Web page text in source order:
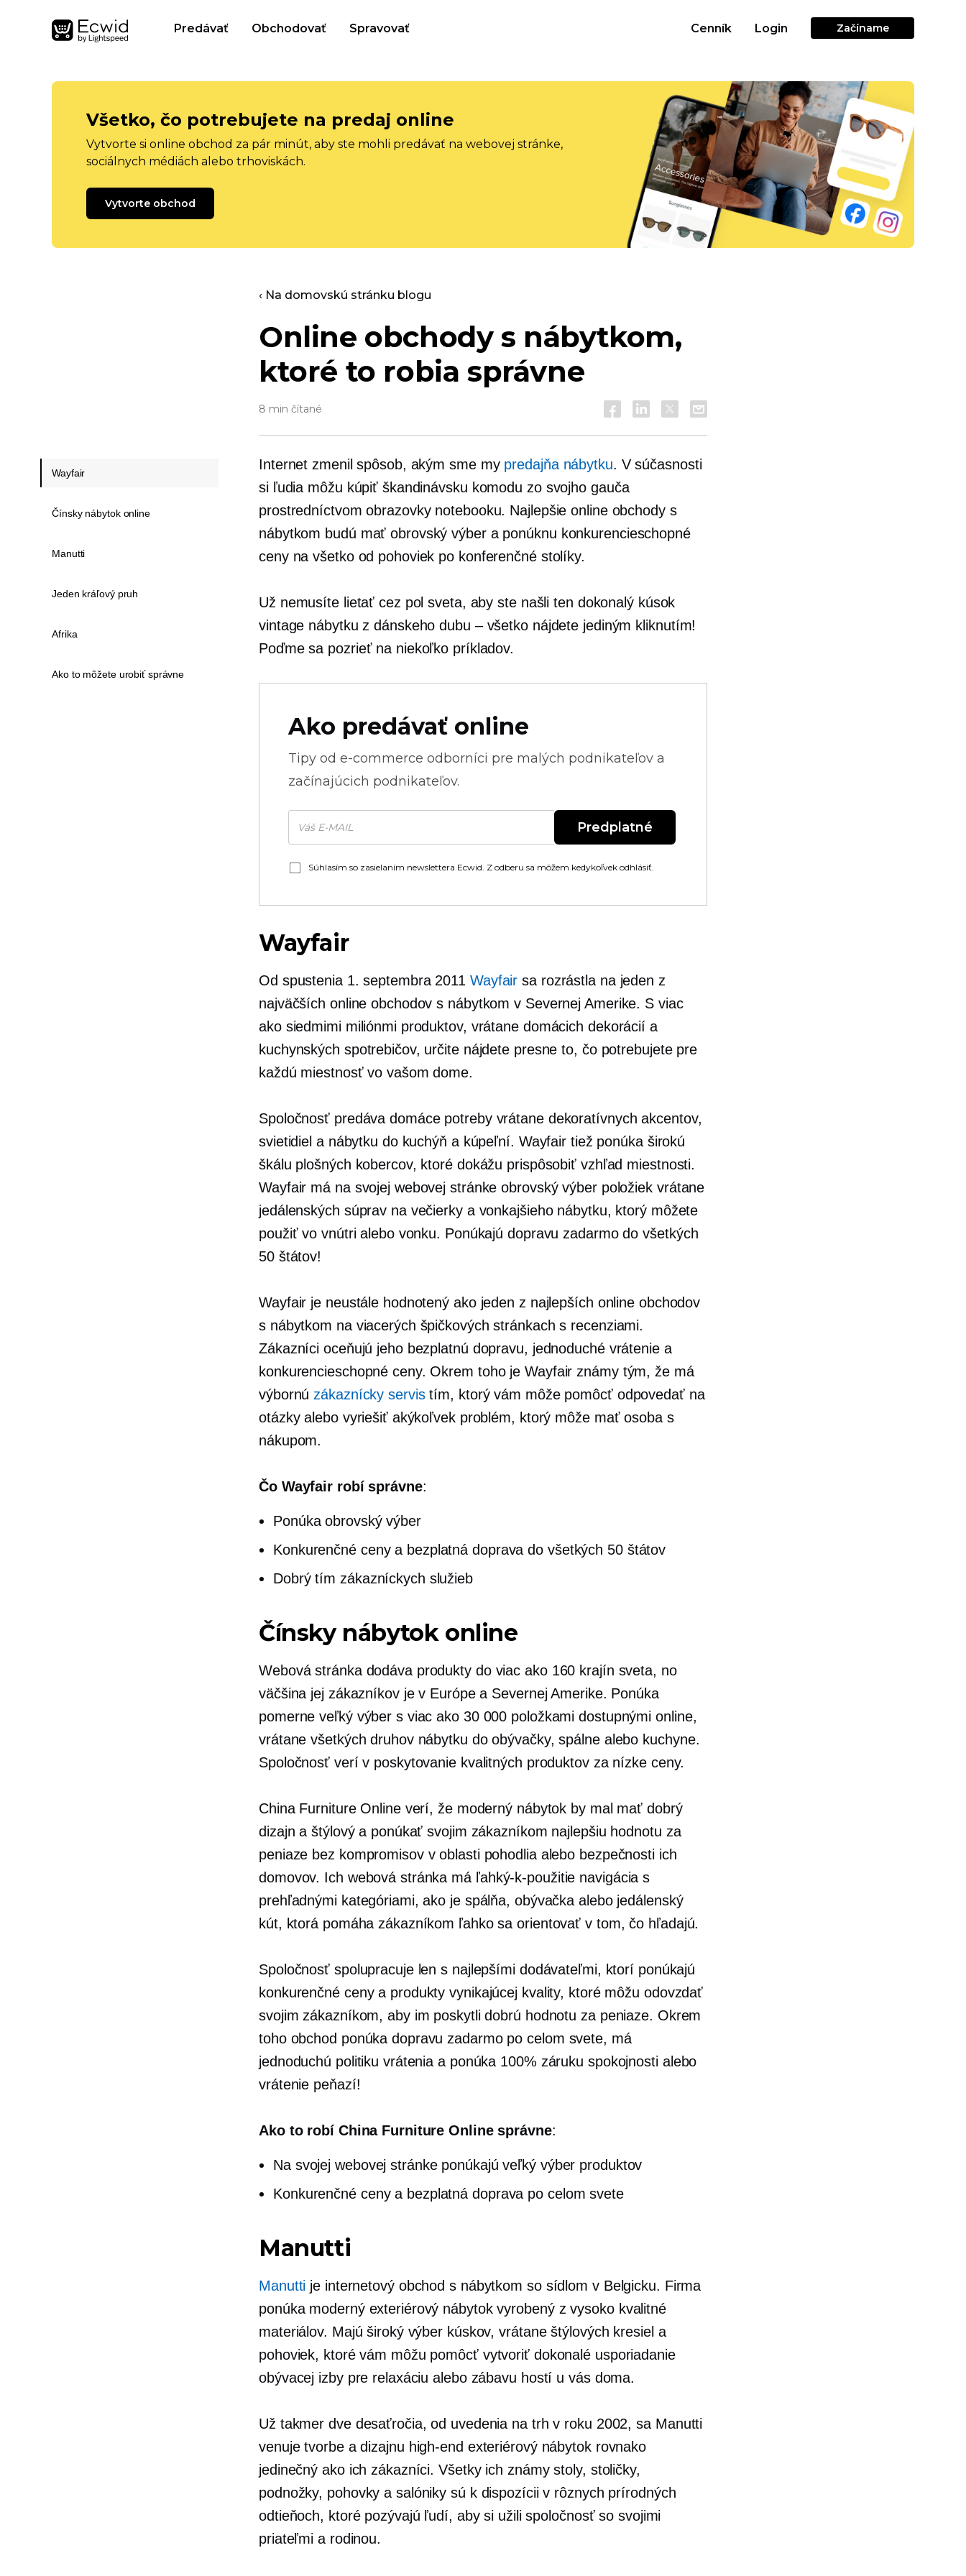
Predávať Obchodovať Spravovať Cenník Login Začíname
Všetko, čo potrebujete na predaj online
Vytvorte si online obchod za pár minút, aby ste mohli predávať na webovej stránke,
sociálnych médiách alebo trhoviskách.
Vytvorte obchod
‹ Na domovskú stránku blogu
Online obchody s nábytkom,
ktoré to robia správne
8 min čítané
Internet zmenil spôsob, akým sme my predajňa nábytku. V súčasnosti
si ľudia môžu kúpiť škandinávsku komodu zo svojho gauča
prostredníctvom obrazovky notebooku. Najlepšie online obchody s
nábytkom budú mať obrovský výber a ponúknu konkurencieschopné
ceny na všetko od pohoviek po konferenčné stolíky.
Už nemusíte lietať cez pol sveta, aby ste našli ten dokonalý kúsok
vintage nábytku z dánskeho dubu – všetko nájdete jediným kliknutím!
Poďme sa pozrieť na niekoľko príkladov.
Ako predávať online
Tipy od e-commerce odborníci pre malých podnikateľov a
začínajúcich podnikateľov.
Predplatné
Súhlasím so zasielaním newslettera Ecwid. Z odberu sa môžem kedykoľvek odhlásiť.
Wayfair
Od spustenia 1. septembra 2011 Wayfair sa rozrástla na jeden z
najväčších online obchodov s nábytkom v Severnej Amerike. S viac
ako siedmimi miliónmi produktov, vrátane domácich dekorácií a
kuchynských spotrebičov, určite nájdete presne to, čo potrebujete pre
každú miestnosť vo vašom dome.
Spoločnosť predáva domáce potreby vrátane dekoratívnych akcentov,
svietidiel a nábytku do kuchýň a kúpeľní. Wayfair tiež ponúka širokú
škálu plošných kobercov, ktoré dokážu prispôsobiť vzhľad miestnosti.
Wayfair má na svojej webovej stránke obrovský výber položiek vrátane
jedálenských súprav na večierky a vonkajšieho nábytku, ktorý môžete
použiť vo vnútri alebo vonku. Ponúkajú dopravu zadarmo do všetkých
50 štátov!
Wayfair je neustále hodnotený ako jeden z najlepších online obchodov
s nábytkom na viacerých špičkových stránkach s recenziami.
Zákazníci oceňujú jeho bezplatnú dopravu, jednoduché vrátenie a
konkurencieschopné ceny. Okrem toho je Wayfair známy tým, že má
výbornú zákaznícky servistím, ktorý vám môže pomôcť odpovedať na
otázky alebo vyriešiť akýkoľvek problém, ktorý môže mať osoba s
nákupom.
Čo Wayfair robí správne:
Ponúka obrovský výber
Konkurenčné ceny a bezplatná doprava do všetkých 50 štátov
Dobrý tím zákazníckych služieb
Čínsky nábytok online
Webová stránka dodáva produkty do viac ako 160 krajín sveta, no
väčšina jej zákazníkov je v Európe a Severnej Amerike. Ponúka
pomerne veľký výber s viac ako 30 000 položkami dostupnými online,
vrátane všetkých druhov nábytku do obývačky, spálne alebo kuchyne.
Spoločnosť verí v poskytovanie kvalitných produktov za nízke ceny.
China Furniture Online verí, že moderný nábytok by mal mať dobrý
dizajn a štýlový a ponúkať svojim zákazníkom najlepšiu hodnotu za
peniaze bez kompromisov v oblasti pohodlia alebo bezpečnosti ich
domovov. Ich webová stránka má ľahký-k-použitie navigácia s
prehľadnými kategóriami, ako je spálňa, obývačka alebo jedálenský
kút, ktorá pomáha zákazníkom ľahko sa orientovať v tom, čo hľadajú.
Spoločnosť spolupracuje len s najlepšími dodávateľmi, ktorí ponúkajú
konkurenčné ceny a produkty vynikajúcej kvality, ktoré môžu odovzdať
svojim zákazníkom, aby im poskytli dobrú hodnotu za peniaze. Okrem
toho obchod ponúka dopravu zadarmo po celom svete, má
jednoduchú politiku vrátenia a ponúka 100% záruku spokojnosti alebo
vrátenie peňazí!
Ako to robí China Furniture Online správne:
Na svojej webovej stránke ponúkajú veľký výber produktov
Konkurenčné ceny a bezplatná doprava po celom svete
Manutti
Manutti je internetový obchod s nábytkom so sídlom v Belgicku. Firma
ponúka moderný exteriérový nábytok vyrobený zvysoko kvalitné
materiálov. Majú široký výber kúskov, vrátane štýlových kresiel a
pohoviek, ktoré vám môžu pomôcť vytvoriť dokonalé usporiadanie
obývacej izby pre relaxáciu alebo zábavu hostí u vás doma.
Už takmer dve desaťročia, od uvedenia na trh v roku 2002, sa Manutti
venuje tvorbe a dizajnu high-end exteriérový nábytok rovnako
jedinečný ako ich zákazníci. Všetky ich známystoly, stoličky,
podnožky, pohovky a salóniky sú k dispozícii v rôznych prírodných
odtieňoch, ktoré pozývajú ľudí, aby si užili spoločnosť so svojimi
priateľmi a rodinou.
Wayfair
Čínsky nábytok online
Manutti
Jeden kráľový pruh
Afrika
Ako to môžete urobiť správne